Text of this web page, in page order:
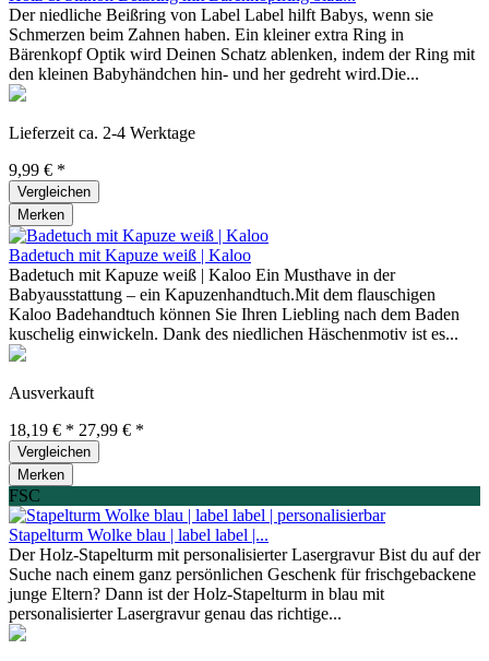
Der niedliche Beißring von Label Label hilft Babys, wenn sie
Schmerzen beim Zahnen haben. Ein kleiner extra Ring in
Bärenkopf Optik wird Deinen Schatz ablenken, indem der Ring mit
den kleinen Babyhändchen hin- und her gedreht wird.Die...
Lieferzeit ca. 2-4 Werktage
9,99 € *
Vergleichen
Merken
Badetuch mit Kapuze weiß | Kaloo
Badetuch mit Kapuze weiß | Kaloo Ein Musthave in der
Babyausstattung – ein Kapuzenhandtuch.Mit dem flauschigen
Kaloo Badehandtuch können Sie Ihren Liebling nach dem Baden
kuschelig einwickeln. Dank des niedlichen Häschenmotiv ist es...
Ausverkauft
18,19 € * 27,99 € *
Vergleichen
Merken
FSC
Stapelturm Wolke blau | label label |...
Der Holz-Stapelturm mit personalisierter Lasergravur Bist du auf der
Suche nach einem ganz persönlichen Geschenk für frischgebackene
junge Eltern? Dann ist der Holz-Stapelturm in blau mit
personalisierter Lasergravur genau das richtige...